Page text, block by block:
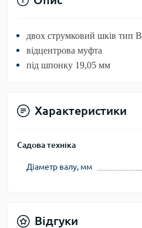
двох струмковий шків тип B
відцентрова муфта
під шпонку 19,05 мм
Характеристики
Садова техніка
Діаметр валу, мм
Відгуки